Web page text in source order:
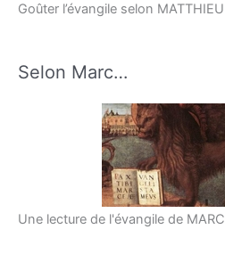
Goûter l’évangile selon MATTHIEU
Selon Marc…
Une lecture de l'évangile de MARC